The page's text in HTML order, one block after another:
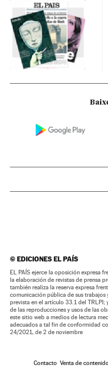
©EDICIONES EL PAÍS
EL PAÍS ejerce la oposición expresa
la elaboración de revistas de prensa
también realiza la reserva expresa
comunicación pública de sus
prevista en el artículo 33.1 del TRLPI;
de las reproducciones y usos de las
este sitio web a medios de lectura
adecuados a tal fin de conformidad
24/2021, de 2 de noviembre
Contacto Venta de